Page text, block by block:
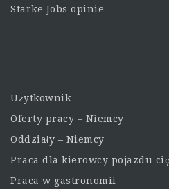
Starke Jobs opinie
Użytkownik
Oferty pracy – Niemcy
Oddziały – Niemcy
Praca dla kierowcy pojazdu
Praca w gastronomii